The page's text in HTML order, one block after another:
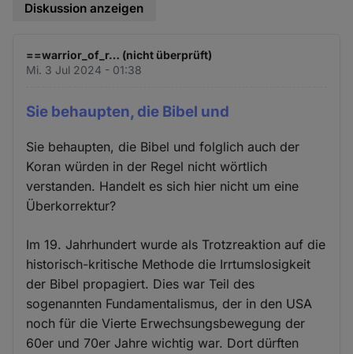
Diskussion anzeigen
==warrior_of_r… (nicht überprüft)
Mi. 3 Jul 2024 - 01:38
Sie behaupten, die Bibel und
Sie behaupten, die Bibel und folglich auch der
Koran würden in der Regel nicht wörtlich
verstanden. Handelt es sich hier nicht um eine
Überkorrektur?
Im 19. Jahrhundert wurde als Trotzreaktion auf die
historisch-kritische Methode die Irrtumslosigkeit
der Bibel propagiert. Dies war Teil des
sogenannten Fundamentalismus, der in den USA
noch für die Vierte Erwechsungsbewegung der
60er und 70er Jahre wichtig war. Dort dürften